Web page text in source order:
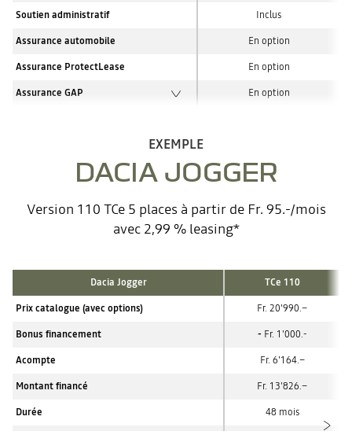
Soutien administratif Inclus
Assurance automobile En option
Assurance ProtectLease En option
Assurance GAP En option
EXEMPLE
DACIA JOGGER
Version 110 TCe 5 places à partir de Fr. 95.-/mois
avec 2,99 % leasing*
Dacia Jogger TCe 110
Prix catalogue (avec options) Fr. 20'990.–
Bonus financement - Fr. 1'000.-
Acompte Fr. 6'164.–
Montant financé Fr. 13'826.–
Durée 48 mois